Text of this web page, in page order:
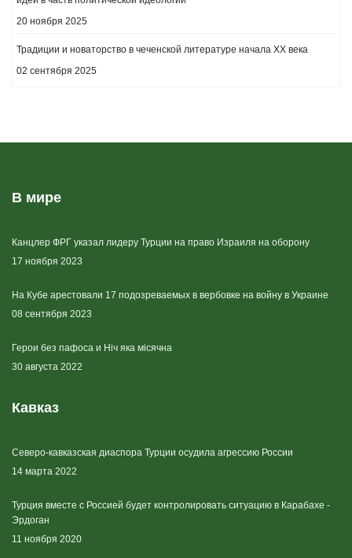
20 ноября 2025
Традиции и новаторство в чеченской литературе начала ХХ века
02 сентября 2025
В мире
Канцлер ФРГ указал лидеру Турции на право Израиля на оборону
17 ноября 2023
На Кубе арестовали 17 подозреваемых в вербовке на войну в Украине
08 сентября 2023
Герои без пафоса и Ніч яка місячна
30 августа 2022
Кавказ
Северо-кавказская диаспора Турции осудила агрессию России
14 марта 2022
Турция вместе с Россией будет контролировать ситуацию в Карабахе -
Эрдоган
11 ноября 2020